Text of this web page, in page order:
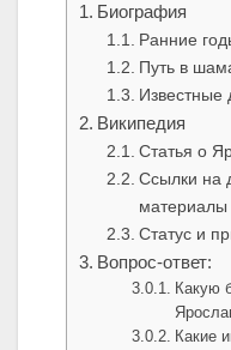
Биография
Ранние
Путь в
Известные
Википедия
Статья о
Ссылки на
материалы
Статус и
Вопрос-ответ:
Какую
Какие